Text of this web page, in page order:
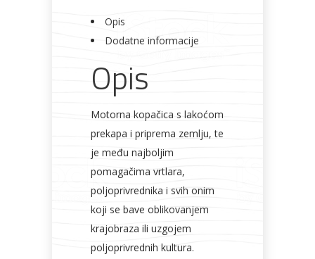
Opis
Dodatne informacije
Opis
Motorna kopačica s lakoćom
prekapa i priprema zemlju, te
je među najboljim
pomagačima vrtlara,
poljoprivrednika i svih onim
koji se bave oblikovanjem
krajobraza ili uzgojem
poljoprivrednih kultura.